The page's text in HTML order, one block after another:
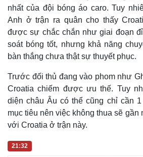
của Luka Modric cùng các đồng
nhất của đội bóng áo caro. Tuy
Anh ở trận ra quân cho thấy
được sự chắc chắn như giai đoạn
soát bóng tốt, nhưng khả năng
bàn thắng chưa thật sự thuyết phục.
Trước đối thủ đang vào phom như
Croatia chiếm được ưu thế. Tuy
diện châu Âu có thể cũng chỉ cần
mục tiêu nên việc không thua sẽ gần
với Croatia ở trận này.